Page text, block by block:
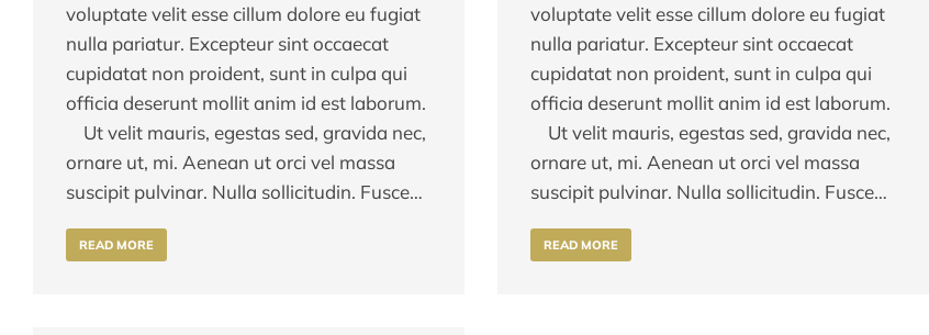
voluptate velit esse cillum dolore eu fugiat
nulla pariatur. Excepteur sint occaecat
cupidatat non proident, sunt in culpa qui
officia deserunt mollit anim id est laborum.
Ut velit mauris, egestas sed, gravida nec,
ornare ut, mi. Aenean ut orci vel massa
suscipit pulvinar. Nulla sollicitudin. Fusce…
READ MORE
voluptate velit esse cillum dolore eu fugiat
nulla pariatur. Excepteur sint occaecat
cupidatat non proident, sunt in culpa qui
officia deserunt mollit anim id est laborum.
Ut velit mauris, egestas sed, gravida nec,
ornare ut, mi. Aenean ut orci vel massa
suscipit pulvinar. Nulla sollicitudin. Fusce…
READ MORE